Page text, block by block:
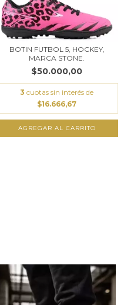
BOTIN FUTBOL 5, HOCKEY,
MARCA STONE.
$50.000,00
3 cuotas sin interés de
$16.666,67
AGREGAR AL CARRITO